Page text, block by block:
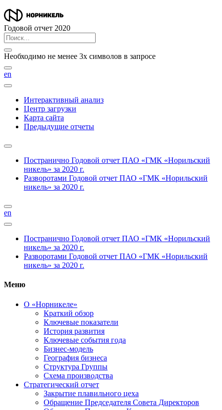
Годовой отчет 2020
Необходимо не менее 3х символов в запросе
en
Интерактивный анализ
Центр загрузки
Карта сайта
Предыдущие отчеты
Постранично Годовой отчет ПАО «ГМК «Норильский
никель» за 2020 г.
Разворотами Годовой отчет ПАО «ГМК «Норильский
никель» за 2020 г.
en
Постранично Годовой отчет ПАО «ГМК «Норильский
никель» за 2020 г.
Разворотами Годовой отчет ПАО «ГМК «Норильский
никель» за 2020 г.
Меню
О «Норникеле»
Краткий обзор
Ключевые показатели
История развития
Ключевые события года
Бизнес-модель
География бизнеса
Структура Группы
Схема производства
Стратегический отчет
Закрытие плавильного цеха
Обращение Председателя Совета Директоров